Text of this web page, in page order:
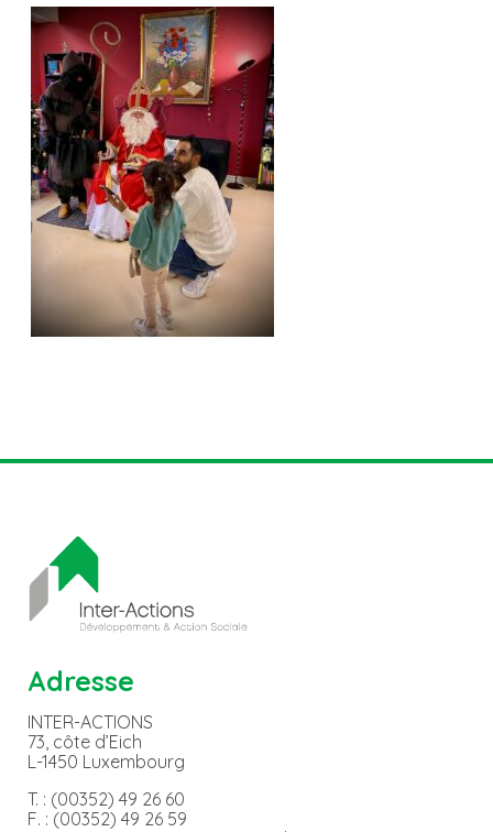
Adresse
INTER-ACTIONS
73, côte d’Eich
L-1450 Luxembourg
T. : (00352) 49 26 60
F. : (00352) 49 26 59